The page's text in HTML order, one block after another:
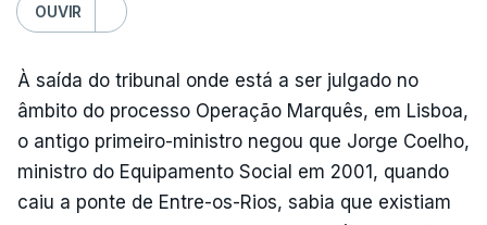
OUVIR
À saída do tribunal onde está a ser julgado no
âmbito do processo Operação Marquês, em Lisboa,
o antigo primeiro-ministro negou que Jorge Coelho,
ministro do Equipamento Social em 2001, quando
caiu a ponte de Entre-os-Rios, sabia que existiam